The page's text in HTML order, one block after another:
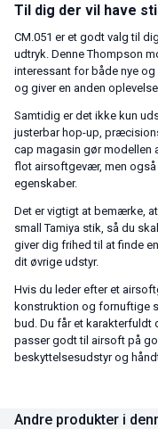
Til dig der vil have
CM.051 er et godt valg til
udtryk. Denne Thompson
interessant for både nye
og giver en anden
Samtidig er det ikke kun
justerbar hop-up,
cap magasin gør modellen
flot airsoftgevær, men
egenskaber.
Det er vigtigt at bemærke,
small Tamiya stik, så du
giver dig frihed til at finde
dit øvrige udstyr.
Hvis du leder efter et
konstruktion og fornuftige
bud. Du får et karakterfuldt
passer godt til airsoft på
beskyttelsesudstyr og
Andre produkter i